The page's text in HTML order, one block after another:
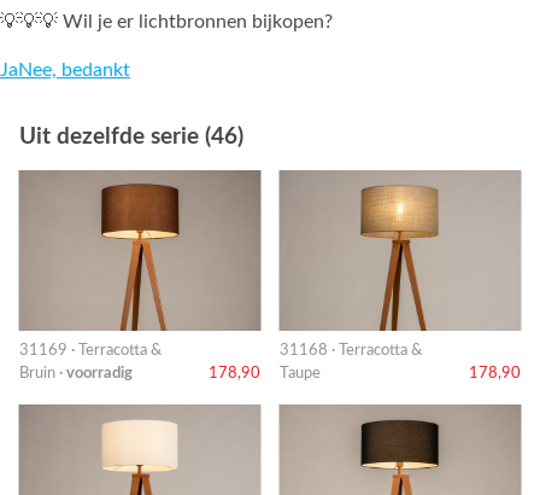
💡💡💡 Wil je er lichtbronnen bijkopen?
JaNee, bedankt
Uit dezelfde serie (46)
31169 · Terracotta &
Bruin · voorradig 178,90
31168 · Terracotta &
Taupe
178,90